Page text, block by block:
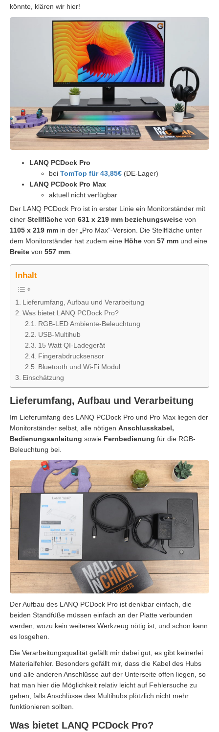
könnte, klären wir hier!
LANQ PCDock Pro
bei TomTop für 43,85€ (DE-Lager)
LANQ PCDock Pro Max
aktuell nicht verfügbar
Der LANQ PCDock Pro ist in erster Linie ein Monitorständer mit
einer Stellfläche von 631 x 219 mm beziehungsweise von
1105 x 219 mm in der „Pro Max“-Version. Die Stellfläche unter
dem Monitorständer hat zudem eine Höhe von 57 mm und eine
Breite von 557 mm.
Inhalt
Lieferumfang, Aufbau und Verarbeitung
Was bietet LANQ PCDock Pro?
RGB-LED Ambiente-Beleuchtung
USB-Multihub
15 Watt QI-Ladegerät
Fingerabdrucksensor
Bluetooth und Wi-Fi Modul
Einschätzung
Lieferumfang, Aufbau und Verarbeitung
Im Lieferumfang des LANQ PCDock Pro und Pro Max liegen der
Monitorständer selbst, alle nötigen Anschlusskabel,
Bedienungsanleitung sowie Fernbedienung für die RGB-
Beleuchtung bei.
Der Aufbau des LANQ PCDock Pro ist denkbar einfach, die
beiden Standfüße müssen einfach an der Platte verbunden
werden, wozu kein weiteres Werkzeug nötig ist, und schon kann
es losgehen.
Die Verarbeitungsqualität gefällt mir dabei gut, es gibt keinerlei
Materialfehler. Besonders gefällt mir, dass die Kabel des Hubs
und alle anderen Anschlüsse auf der Unterseite offen liegen, so
hat man hier die Möglichkeit relativ leicht auf Fehlersuche zu
gehen, falls Anschlüsse des Multihubs plötzlich nicht mehr
funktionieren sollten.
Was bietet LANQ PCDock Pro?